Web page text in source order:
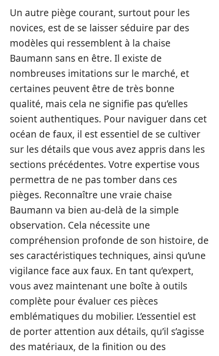
Un autre piège courant, surtout pour les
novices, est de se laisser séduire par des
modèles qui ressemblent à la chaise
Baumann sans en être. Il existe de
nombreuses imitations sur le marché, et
certaines peuvent être de très bonne
qualité, mais cela ne signifie pas qu’elles
soient authentiques. Pour naviguer dans cet
océan de faux, il est essentiel de se cultiver
sur les détails que vous avez appris dans les
sections précédentes. Votre expertise vous
permettra de ne pas tomber dans ces
pièges. Reconnaître une vraie chaise
Baumann va bien au-delà de la simple
observation. Cela nécessite une
compréhension profonde de son histoire, de
ses caractéristiques techniques, ainsi qu’une
vigilance face aux faux. En tant qu’expert,
vous avez maintenant une boîte à outils
complète pour évaluer ces pièces
emblématiques du mobilier. L’essentiel est
de porter attention aux détails, qu’il s’agisse
des matériaux, de la finition ou des